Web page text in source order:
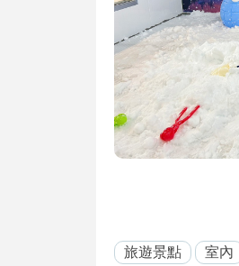
旅遊景點 室內